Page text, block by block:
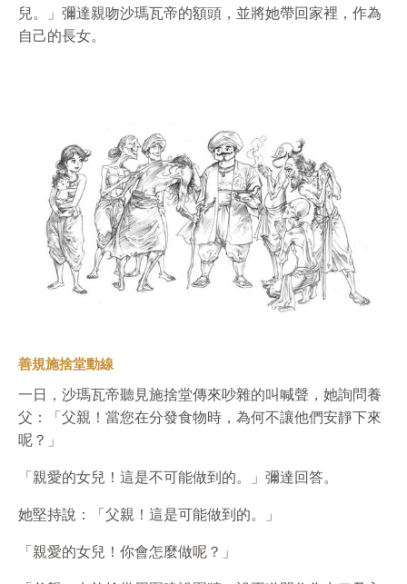
兒。」彌達親吻沙瑪瓦帝的額頭，並將她帶回家裡，作為
自己的長女。
善規施捨堂動線
一日，沙瑪瓦帝聽見施捨堂傳來吵雜的叫喊聲，她詢問養
父：「父親！當您在分發食物時，為何不讓他們安靜下來
呢？」
「親愛的女兒！這是不可能做到的。」彌達回答。
她堅持說：「父親！這是可能做到的。」
「親愛的女兒！你會怎麼做呢？」